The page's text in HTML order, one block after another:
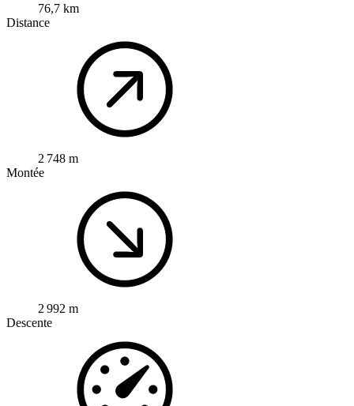
76,7 km
Distance
2 748 m
Montée
2 992 m
Descente